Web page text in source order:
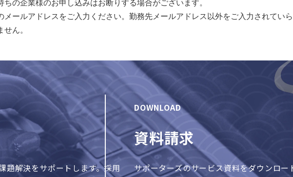
の企業様のお申し込みはお断りする場合がございます。
メールアドレスをご入力ください。勤務先メールアドレス以外をご入力されてい
ん。
題解決をサポートします。採用
DOWNLOAD
資料請求
サポーターズのサービス資料をダウンロー